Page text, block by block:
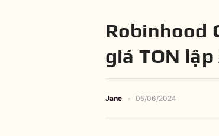
Robinhood
giá TON lập
Jane - 05/06/2024